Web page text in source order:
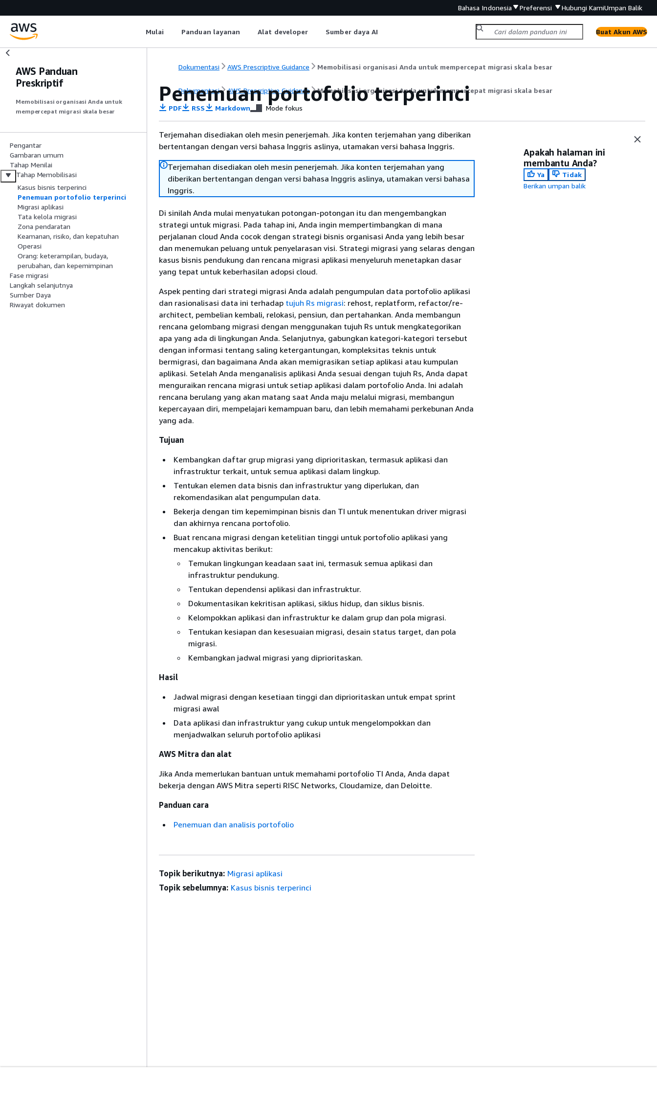
Bahasa Indonesia Preferensi Hubungi KamiUmpan Balik
Mulai Panduan layanan Alat developer Sumber daya AI Buat Akun AWS
AWS Panduan
Preskriptif
Memobilisasi organisasi Anda untuk
mempercepat migrasi skala besar
Pengantar
Gambaran umum
Tahap Menilai
Tahap Memobilisasi
Kasus bisnis terperinci
Penemuan portofolio terperinci
Migrasi aplikasi
Tata kelola migrasi
Zona pendaratan
Keamanan, risiko, dan kepatuhan
Operasi
Orang: keterampilan, budaya,
perubahan, dan kepemimpinan
Fase migrasi
Langkah selanjutnya
Sumber Daya
Riwayat dokumen
Dokumentasi AWS Prescriptive Guidance Memobilisasi organisasi Anda untuk mempercepat migrasi skala besar
Dokumentasi AWS Prescriptive Guidance Memobilisasi organisasi Anda untuk mempercepat migrasi skala besar
Penemuan portofolio terperinci
PDF RSS Markdown Mode fokus
Terjemahan disediakan oleh mesin penerjemah. Jika konten terjemahan yang diberikan
bertentangan dengan versi bahasa Inggris aslinya, utamakan versi bahasa Inggris.
Terjemahan disediakan oleh mesin penerjemah. Jika konten terjemahan yang
diberikan bertentangan dengan versi bahasa Inggris aslinya, utamakan versi bahasa
Inggris.
Di sinilah Anda mulai menyatukan potongan-potongan itu dan mengembangkan
strategi untuk migrasi. Pada tahap ini, Anda ingin mempertimbangkan di mana
perjalanan cloud Anda cocok dengan strategi bisnis organisasi Anda yang lebih besar
dan menemukan peluang untuk penyelarasan visi. Strategi migrasi yang selaras dengan
kasus bisnis pendukung dan rencana migrasi aplikasi menyeluruh menetapkan dasar
yang tepat untuk keberhasilan adopsi cloud.
Aspek penting dari strategi migrasi Anda adalah pengumpulan data portofolio aplikasi
dan rasionalisasi data ini terhadap tujuh Rs migrasi: rehost, replatform, refactor/re-
architect, pembelian kembali, relokasi, pensiun, dan pertahankan. Anda membangun
rencana gelombang migrasi dengan menggunakan tujuh Rs untuk mengkategorikan
apa yang ada di lingkungan Anda. Selanjutnya, gabungkan kategori-kategori tersebut
dengan informasi tentang saling ketergantungan, kompleksitas teknis untuk
bermigrasi, dan bagaimana Anda akan memigrasikan setiap aplikasi atau kumpulan
aplikasi. Setelah Anda menganalisis aplikasi Anda sesuai dengan tujuh Rs, Anda dapat
menguraikan rencana migrasi untuk setiap aplikasi dalam portofolio Anda. Ini adalah
rencana berulang yang akan matang saat Anda maju melalui migrasi, membangun
kepercayaan diri, mempelajari kemampuan baru, dan lebih memahami perkebunan Anda
yang ada.
Tujuan
Kembangkan daftar grup migrasi yang diprioritaskan, termasuk aplikasi dan
infrastruktur terkait, untuk semua aplikasi dalam lingkup.
Tentukan elemen data bisnis dan infrastruktur yang diperlukan, dan
rekomendasikan alat pengumpulan data.
Bekerja dengan tim kepemimpinan bisnis dan TI untuk menentukan driver migrasi
dan akhirnya rencana portofolio.
Buat rencana migrasi dengan ketelitian tinggi untuk portofolio aplikasi yang
mencakup aktivitas berikut:
Temukan lingkungan keadaan saat ini, termasuk semua aplikasi dan
infrastruktur pendukung.
Tentukan dependensi aplikasi dan infrastruktur.
Dokumentasikan kekritisan aplikasi, siklus hidup, dan siklus bisnis.
Kelompokkan aplikasi dan infrastruktur ke dalam grup dan pola migrasi.
Tentukan kesiapan dan kesesuaian migrasi, desain status target, dan pola
migrasi.
Kembangkan jadwal migrasi yang diprioritaskan.
Hasil
Jadwal migrasi dengan kesetiaan tinggi dan diprioritaskan untuk empat sprint
migrasi awal
Data aplikasi dan infrastruktur yang cukup untuk mengelompokkan dan
menjadwalkan seluruh portofolio aplikasi
AWS Mitra dan alat
Jika Anda memerlukan bantuan untuk memahami portofolio TI Anda, Anda dapat
bekerja dengan AWS Mitra seperti RISC Networks, Cloudamize, dan Deloitte.
Panduan cara
Penemuan dan analisis portofolio
Apakah halaman ini
membantu Anda?
Ya
Tidak
Berikan umpan balik
Topik berikutnya: Migrasi aplikasi
Topik sebelumnya: Kasus bisnis terperinci